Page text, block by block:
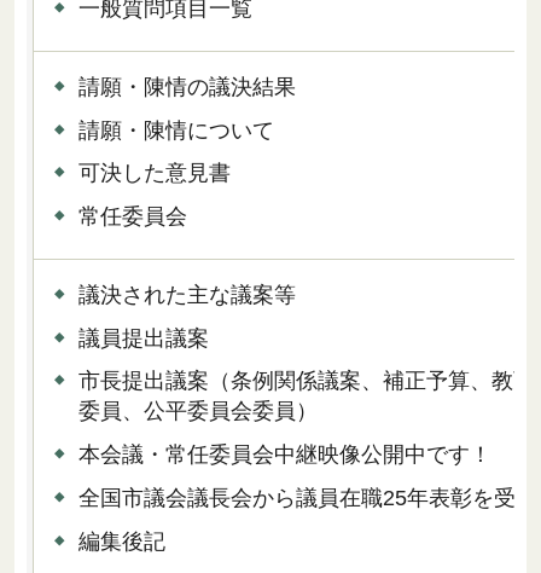
一般質問項目一覧
請願・陳情の議決結果
請願・陳情について
可決した意見書
常任委員会
議決された主な議案等
議員提出議案
市長提出議案（条例関係議案、補正予算、教育
委員、公平委員会委員）
本会議・常任委員会中継映像公開中です！
全国市議会議長会から議員在職25年表彰を受章
編集後記